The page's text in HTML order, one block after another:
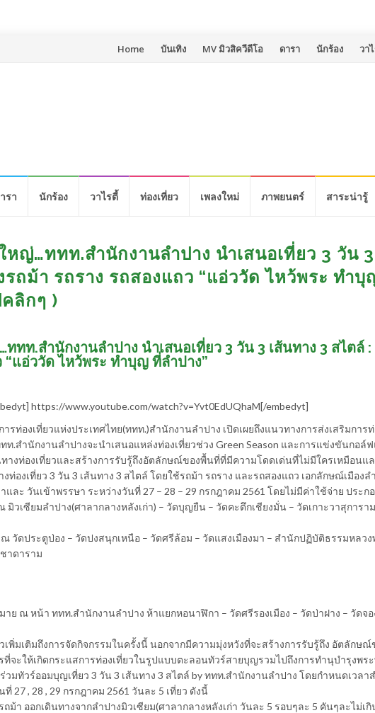
Skip
Home บันเทิง MV มิวสิควีดีโอ ดารา นักร้อง วา
รา นักร้อง วาไรตี้ ท่องเที่ยว เพลงใหม่ ภาพยนตร์ สาระน่ารู้
หญ่…ททท.สำนักงานลำปาง นำเสนอเที่ยว 3 วัน
ถม้า รถราง รถสองแถว “แอ่ววัด ไหว้พระ ทำ
ลิกๆ )
ทท.สำนักงานลำปาง นำเสนอเที่ยว 3 วัน 3 เส้นทาง 3 สไตล์
“แอ่ววัด ไหว้พระ ทำบุญ ที่ลำปาง”
https://www.youtube.com/watch?v=Yvt0EdUQhaM[/embedyt]
ท่องเที่ยวแห่งประเทศไทย(ททท.)สำนักงานลำปาง เปิดเผยถึงแนวทางการส่งเสริมการ
ท.สำนักงานลำปางจะนำเสนอแหล่งท่องเที่ยวช่วง Green Season และการแข่งขันกอล์ฟ
ทางท่องเที่ยวและสร้างการรับรู้ถึงอัตลักษณ์ของพื้นที่ที่มีความโดดเด่นที่ไม่มีใครเหมือนแ
ท่องเที่ยว 3 วัน 3 เส้นทาง 3 สไตล์ โดยใช้รถม้า รถราง และรถสองแถว เอกลักษณ์เมืองล
ะ วันเข้าพรรษา ระหว่างวันที่ 27 – 28 – 29 กรกฎาคม 2561 โดยไม่มีค่าใช้จ่าย ประก
วเซียมลำปาง(ศาลากลางหลังเก่า) – วัดบุญยืน – วัดคะตึกเชียงมั่น – วัดเกาะวาสุการา
วัดประตูป่อง – วัดปงสนุกเหนือ – วัดศรีล้อม – วัดแสงเมืองมา – สำนักปฏิบัติธรรมหลวง
าดาราม
ย ณ หน้า ททท.สำนักงานลำปาง ห้าแยกหอนาฬิกา – วัดศรีรองเมือง – วัดป่าฝาง – วัดจอ
เพิ่มเติมถึงการจัดกิจกรรมในครั้งนี้ นอกจากมีความมุ่งหวังที่จะสร้างการรับรู้ถึง อัตลักษ
ที่จะให้เกิดกระแสการท่องเที่ยวในรูปแบบตะลอนทัวร์สายบุญรวมไปถึงการทำนุบำรุงพร
มทัวร์ออมบุญเที่ยว 3 วัน 3 เส้นทาง 3 สไตล์ by ททท.สำนักงานลำปาง โดยกำหนดเวลา
27 , 28 , 29 กรกฎาคม 2561 วันละ 5 เที่ยว ดังนี้
ถม้า ออกเดินทางจากลำปางมิวเซียม(ศาลากลางหลังเก่า วันละ 5 รอบๆละ 5 คันๆละไม่เ